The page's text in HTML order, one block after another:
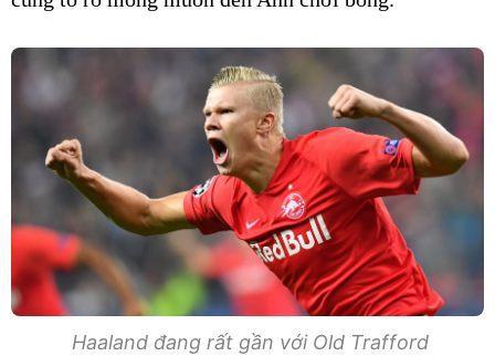
Haaland đang rất gần với Old Trafford